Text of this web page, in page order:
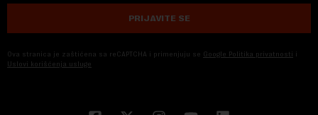
PRIJAVITE SE
Ova stranica je zaštićena sa reCAPTCHA i primenjuju se Google Politika privatnosti i
Uslovi korišćenja usluge